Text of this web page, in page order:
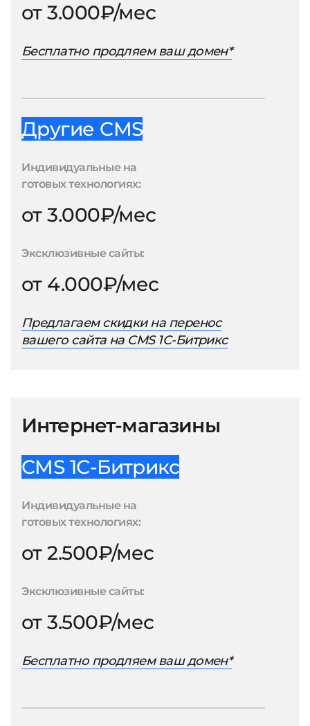
от 3.000₽/мес
Бесплатно продляем ваш домен*
Другие CMS
Индивидуальные на
готовых технологиях:
от 3.000₽/мес
Эксклюзивные сайты:
от 4.000₽/мес
Предлагаем скидки на перенос
вашего сайта на CMS 1С-Битрикс
Интернет-магазины
CMS 1С-Битрикс
Индивидуальные на
готовых технологиях:
от 2.500₽/мес
Эксклюзивные сайты:
от 3.500₽/мес
Бесплатно продляем ваш домен*